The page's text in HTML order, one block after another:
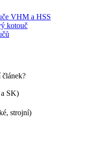
VHM a HSS
kotouč
článek?
SK)
strojní)